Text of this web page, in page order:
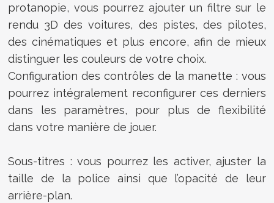
protanopie, vous pourrez ajouter un filtre sur le
rendu 3D des voitures, des pistes, des pilotes,
des cinématiques et plus encore, afin de mieux
distinguer les couleurs de votre choix.
Configuration des contrôles de la manette : vous
pourrez intégralement reconfigurer ces derniers
dans les paramètres, pour plus de flexibilité
dans votre manière de jouer.
Sous-titres : vous pourrez les activer, ajuster la
taille de la police ainsi que l’opacité de leur
arrière-plan.